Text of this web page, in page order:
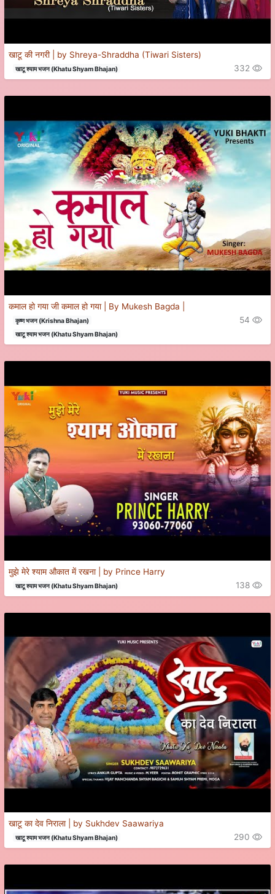
खाटू की नगरी | by Shreya-Shraddha (Tiwari Sisters)
खाटू श्याम भजन (Khatu Shyam Bhajan) 332
कमाल हो गया जी कमाल हो गया | By Mukesh Bagda |
कृष्ण भजन (Krishna Bhajan)
खाटू श्याम भजन (Khatu Shyam Bhajan)
54
मुझे मेरे श्याम औकात में रखना | by Prince Harry
खाटू श्याम भजन (Khatu Shyam Bhajan) 138
खाटू का देव निराला | by Sukhdev Saawariya
खाटू श्याम भजन (Khatu Shyam Bhajan) 290